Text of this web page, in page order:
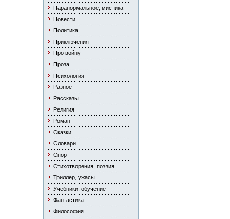
Паранормальное, мистика
Повести
Политика
Приключения
Про войну
Проза
Психология
Разное
Рассказы
Религия
Роман
Сказки
Словари
Спорт
Стихотворения, поэзия
Триллер, ужасы
Учебники, обучение
Фантастика
Философия